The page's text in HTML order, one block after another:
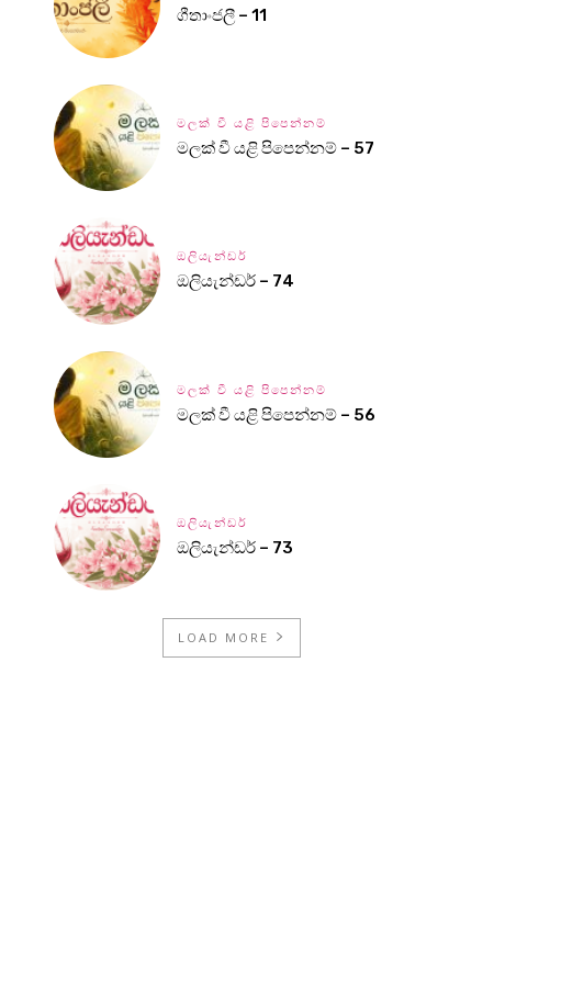
ගීතාංජලී – 11
මලක් වී යළි පිපෙන්නම්
මලක් වී යළි පිපෙන්නම් – 57
ඔලියැන්ඩර්
ඔලියැන්ඩර් – 74
මලක් වී යළි පිපෙන්නම්
මලක් වී යළි පිපෙන්නම් – 56
ඔලියැන්ඩර්
ඔලියැන්ඩර් – 73
LOAD MORE